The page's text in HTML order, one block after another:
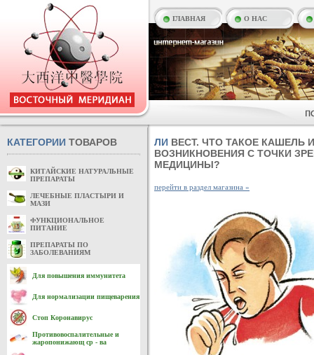
ГЛАВНАЯ О НАС
КАТЕГОРИИ ТОВАРОВ
КИТАЙСКИЕ НАТУРАЛЬНЫЕ
ПРЕПАРАТЫ
ЛЕЧЕБНЫЕ ПЛАСТЫРИ И
МАЗИ
ФУНКЦИОНАЛЬНОЕ
ПИТАНИЕ
ПРЕПАРАТЫ ПО
ЗАБОЛЕВАНИЯМ
Для повышения иммунитета
Для нормализации пищеварения
Стоп Коронавирус
Противовоспалительные и
жаропонижающ ср - ва
ЛИ ВЕСТ. ЧТО ТАКОЕ КАШЕЛЬ
ВОЗНИКНОВЕНИЯ С ТОЧКИ
МЕДИЦИНЫ?
перейти в раздел магазина »